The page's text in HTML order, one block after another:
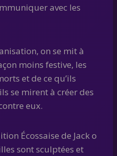
avec les
on se mit à
moins festive, les
et de ce qu’ils
se mirent à créer des
eux.
Écossaise de Jack o
sont sculptées et